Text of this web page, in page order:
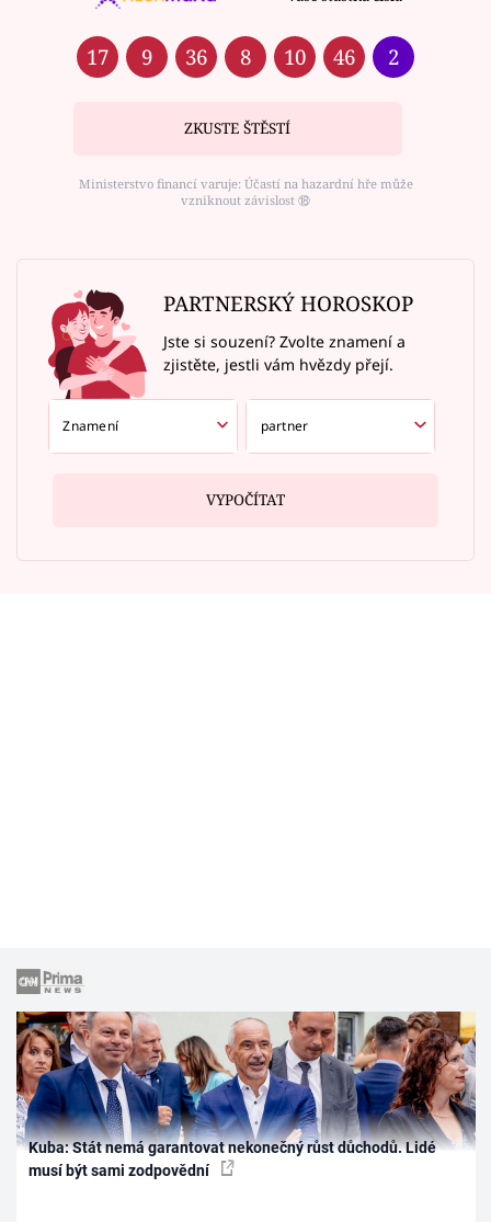
17 9 36 8 10 46 2
ZKUSTE ŠTĚSTÍ
Ministerstvo financí varuje: Účastí na hazardní hře může
vzniknout závislost ⑱
PARTNERSKÝ HOROSKOP
Jste si souzení? Zvolte znamení a
zjistěte, jestli vám hvězdy přejí.
VYPOČÍTAT
Kuba: Stát nemá garantovat nekonečný růst důchodů. Lidé
musí být sami zodpovědní